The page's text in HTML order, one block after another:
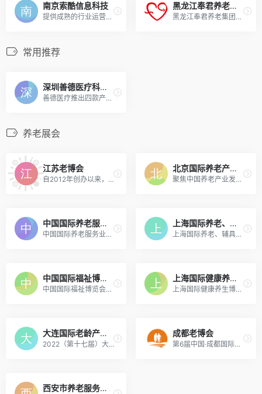
南京索酷信息科技
提供成熟的行业运营产品和解决方案，致力于成为中国领先的养老信息化平台服务提供商和大健康产业信息化服务提供商。
黑龙江奉君养老集团
黑龙江奉君养老集团是一座集医养、照料、医疗、护理、康复等多项功能于一体的现代化高端养老机构，是老人生活居住、休闲娱乐、安享晚年的理想场所。
常用推荐
深圳善德医疗科技有限公司
善德医疗推出四款产品:好安森糖尿病治疗仪、好安森高血压治疗仪、好安森鼻窦炎治疗仪、好安森脉冲磁治疗仪等。
养老展会
江苏老博会
自2012年创办以来，江苏老博会已成功举办十届。伴随着养老服务高质量发展，老博会始终秉承“品牌化、专业化、国际化、数字化”的办展模式，努力构建广覆盖、高质量的信息交流及交易的平台。
北京国际养老产业博览会
聚焦中国养老产业发展趋势，依托中国老龄产业市场需求，汇集国内、国外养老产业领域领先企业，旨在为中国养老机构、从业人士及广大老龄人群，带来国内外最新的产品、技术和服务，共同促进中国养老事业快速发展，探索中国老龄事业新蓝海。
中国国际养老服务业博览会
中国国际养老服务业博览会围绕国内外品牌、人才培养、信息技术、设施设备、文化旅游等方面开设多个展区，同时聚焦人才队伍建设、智慧创新养老、社区居家服务、康复与健康管理、法律与权利保护等主题同期举办十余个论坛。
上海国际养老、辅具及康复医疗博览会-上海老博会
上海国际养老、辅具及康复医疗博览会（简称AID），自2000年在上海成功举办首届以来，经过20年的耕耘，已然成为国内首屈一指的福祉产业品牌博览会，位居世界同类展会前列。
中国国际福祉博览会暨中国国际康复博览会
中国国际福祉博览会暨中国国际康复博览会（英文名称：Care &amp; Rehabilitation Expo China，简称 CR Expo或 福祉展 ）是由中国残疾人联合会主办的我国唯一一个关于残疾人、老年人福祉行业的国家级展会
上海国际健康养生博览会
上海国际健康养生博览会（chpe健康），是大健康产业领域知名的专业展会，已成功举办到第9届。作为国内提出“大健康、大循环”概念的展会，CHPE 大健康展拥有庞大的参展商及采购商资源，已成为行业颇具规模的大健康产业盛会。
大连国际老龄产业博览会
2022（第十七届）大连国际老龄产业博览会将于11月9—11日在大连星海会展中心举行。博览会期间主题活动丰富，老龄产业高峰论坛，产教融合促进养老服务高质量发展交流会，老年康养与慢病管理主题论坛，优秀老龄品牌评选，公益义诊等活动。
成都老博会
第6届中国·成都国际养老服务业博览会暨夕阳嘉年华活动，围绕“智慧社区 · 幸福养老”主题，创新性开展融合和体验式活动展会，邀请国内外知名老年康养机构、社区养老组织、四川、重庆地区民政社区各类服务机构参加，精心布局六大专题板块暨嘉年华融合式体验展区。
西安市养老服务合作交流会